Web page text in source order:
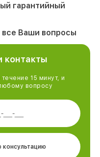
гарантийный
все Ваши вопросы
контакты
15 минут, и
вопросу
консультацию